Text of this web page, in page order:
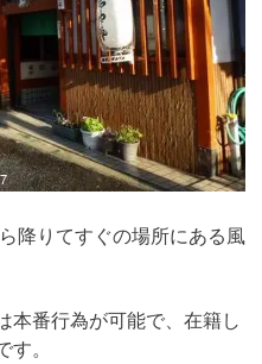
降りてすぐの場所にある風
本番行為が可能で、在籍し
。